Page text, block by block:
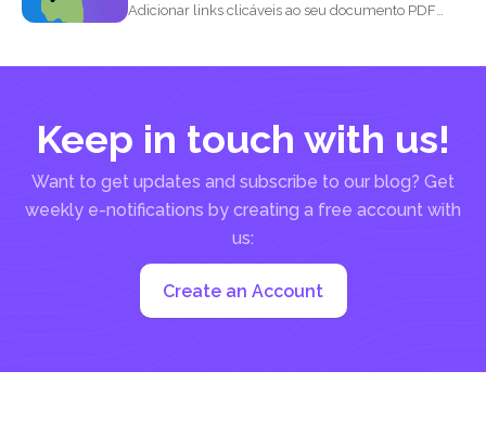
Adicionar links clicáveis ao seu documento PDF
Keep in touch with us!
Want to get updates and subscribe to our blog? Get
weekly e-notifications by creating a free account with
us:
Create an Account